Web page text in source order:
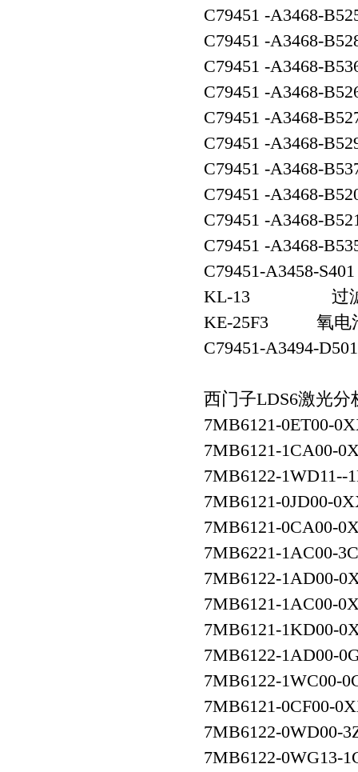
C79451 -A3468-
C79451 -A3468-
C79451 -A3468-
C79451 -A3468-
C79451 -A3468-
C79451 -A3468-
C79451 -A3468-
C79451 -A3468-
C79451 -A3468-
C79451 -A3468-
C79451-A3458-
KL-13 过滤
KE-25F3 氧电
C79451-A3494-
西门子LDS6激光
7MB6121-0ET00-
7MB6121-1CA00-
7MB6122-1WD11--
7MB6121-0JD00-
7MB6121-0CA00-
7MB6221-1AC00-
7MB6122-1AD00-
7MB6121-
7MB6121-
7MB6122-1AD00-
7MB6122-
7MB6121-0CF00-
7MB6122-0WD00-
7MB6122-0WG13-